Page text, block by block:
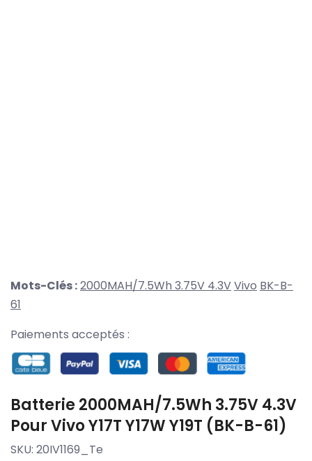
Mots-Clés :2000MAH/7.5Wh 3.75V 4.3VVivo BK-B-
61
Paiements acceptés :
Batterie 2000MAH/7.5Wh 3.75V 4.3V
Pour Vivo Y17T Y17W Y19T (BK-B-61)
SKU: 20IV1169_Te